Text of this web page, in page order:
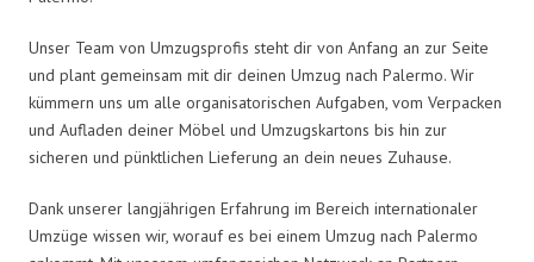
Unser Team von Umzugsprofis steht dir von Anfang an zur Seite
und plant gemeinsam mit dir deinen Umzug nach Palermo. Wir
kümmern uns um alle organisatorischen Aufgaben, vom Verpacken
und Aufladen deiner Möbel und Umzugskartons bis hin zur
sicheren und pünktlichen Lieferung an dein neues Zuhause.
Dank unserer langjährigen Erfahrung im Bereich internationaler
Umzüge wissen wir, worauf es bei einem Umzug nach Palermo